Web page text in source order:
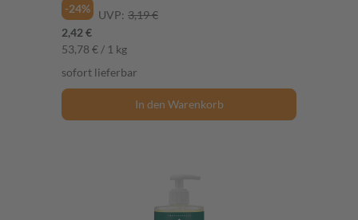
-24%
UVP: 3,19 €
2,42 €
53,78 € / 1 kg
sofort lieferbar
In den Warenkorb